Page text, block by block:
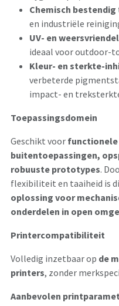
Chemisch bestendig
en industriële
UV- en
ideaal voor outdoor-
Kleur- en sterkte-
verbeterde
impact- en
Toepassingsdomein
Geschikt voor functionele
buitentoepassingen,
robuuste prototypes.
flexibiliteit en taaiheid is
oplossing voor
onderdelen in open
Printercompatibiliteit
Volledig inzetbaar op de
printers, zonder
Aanbevolen